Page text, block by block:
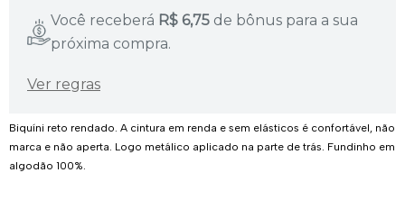
Você receberá R$ 6,75 de bônus para a sua
próxima compra.
Ver regras
Biquíni reto rendado. A cintura em renda e sem elásticos é confortável, não
marca e não aperta. Logo metálico aplicado na parte de trás. Fundinho em
algodão 100%.